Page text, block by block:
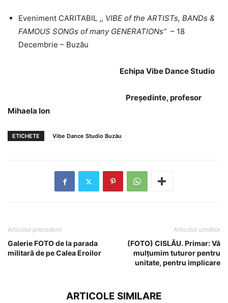
Eveniment CARITABIL ,, VIBE of the ARTISTs, BANDs &
FAMOUS SONGs of many GENERATIONs” – 18
Decembrie – Buzău
Echipa Vibe Dance Studio
Preşedinte, profesor
Mihaela Ion
ETICHETE Vibe Dance Studio Buzău
Articolul precedent
Galerie FOTO de la parada
militară de pe Calea Eroilor
Articolul următor
(FOTO) CISLĂU. Primar: Vă
mulțumim tuturor pentru
unitate, pentru implicare
ARTICOLE SIMILARE